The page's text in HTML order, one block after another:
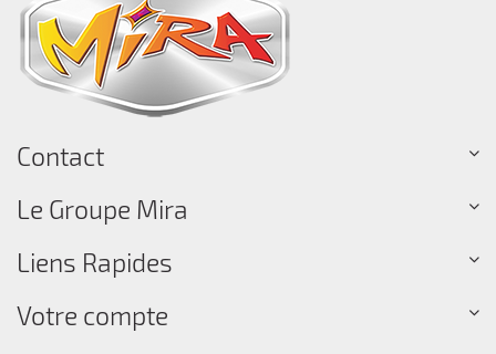
Contact
Le Groupe Mira
Liens Rapides
Votre compte